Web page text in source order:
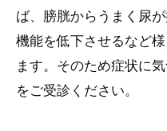
ば、膀胱からうまく尿
機能を低下させるなど
ます。そのため症状に
をご受診ください。